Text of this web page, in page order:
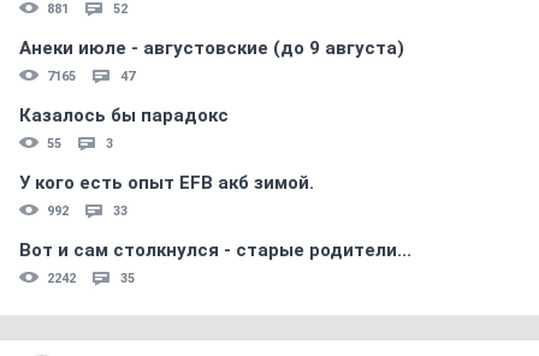
881 52
Анеки июле - августовские (до 9 августа)
7165 47
Казалось бы парадокс
55 3
У кого есть опыт EFB акб зимой.
992 33
Вот и сам столкнулся - старые родители...
2242 35